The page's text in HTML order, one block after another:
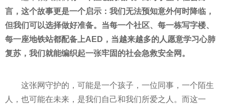
言，这个故事更是一个启示：我们无法预知意外何时降临，
但我们可以选择做好准备。当每一个社区、每一栋写字楼、
每一座地铁站都配备上AED，当越来越多的人愿意学习心肺
复苏，我们就能编织起一张牢固的社会急救安全网。
这张网守护的，可能是一个孩子，一位同事，一个陌生
人，也可能在未来，是我们自己和我们所爱之人。而这一